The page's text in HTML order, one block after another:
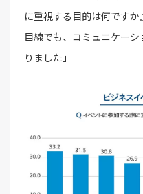
に重視する目的は何です
目線でも、コミュニケー
りました」